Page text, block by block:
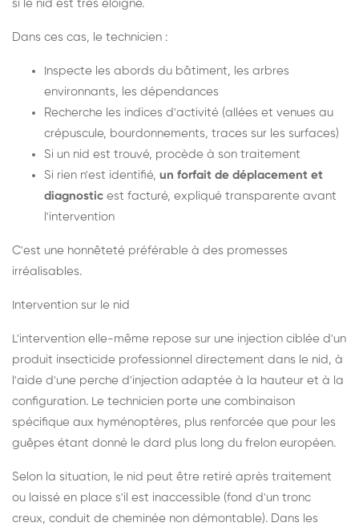
si le nid est très éloigné.
Dans ces cas, le technicien :
Inspecte les abords du bâtiment, les arbres
environnants, les dépendances
Recherche les indices d'activité (allées et venues au
crépuscule, bourdonnements, traces sur les surfaces)
Si un nid est trouvé, procède à son traitement
Si rien n'est identifié, un forfait de déplacement et
diagnostic est facturé, expliqué transparente avant
l'intervention
C'est une honnêteté préférable à des promesses
irréalisables.
Intervention sur le nid
L'intervention elle-même repose sur une injection ciblée d'un
produit insecticide professionnel directement dans le nid, à
l'aide d'une perche d'injection adaptée à la hauteur et à la
configuration. Le technicien porte une combinaison
spécifique aux hyménoptères, plus renforcée que pour les
guêpes étant donné le dard plus long du frelon européen.
Selon la situation, le nid peut être retiré après traitement
ou laissé en place s'il est inaccessible (fond d'un tronc
creux, conduit de cheminée non démontable). Dans les